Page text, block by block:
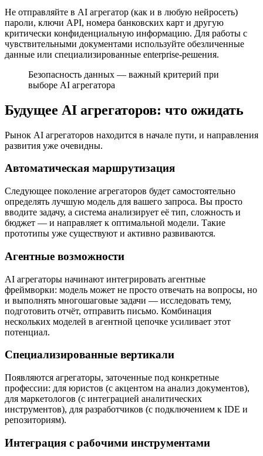
Не отправляйте в AI агрегатор (как и в любую нейросеть)
пароли, ключи API, номера банковских карт и другую
критически конфиденциальную информацию. Для работы с
чувствительными документами используйте обезличенные
данные или специализированные enterprise-решения.
Безопасность данных — важный критерий при
выборе AI агрегатора
Будущее AI агрегаторов: что ожидать
Рынок AI агрегаторов находится в начале пути, и направления
развития уже очевидны.
Автоматическая маршрутизация
Следующее поколение агрегаторов будет самостоятельно
определять лучшую модель для вашего запроса. Вы просто
вводите задачу, а система анализирует её тип, сложность и
бюджет — и направляет к оптимальной модели. Такие
прототипы уже существуют и активно развиваются.
Агентные возможности
AI агрегаторы начинают интегрировать агентные
фреймворки: модель может не просто отвечать на вопросы, но
и выполнять многошаговые задачи — исследовать тему,
подготовить отчёт, отправить письмо. Комбинация
нескольких моделей в агентной цепочке усиливает этот
потенциал.
Специализированные вертикали
Появляются агрегаторы, заточенные под конкретные
профессии: для юристов (с акцентом на анализ документов),
для маркетологов (с интеграцией аналитических
инструментов), для разработчиков (с подключением к IDE и
репозиториям).
Интеграция с рабочими инструментами